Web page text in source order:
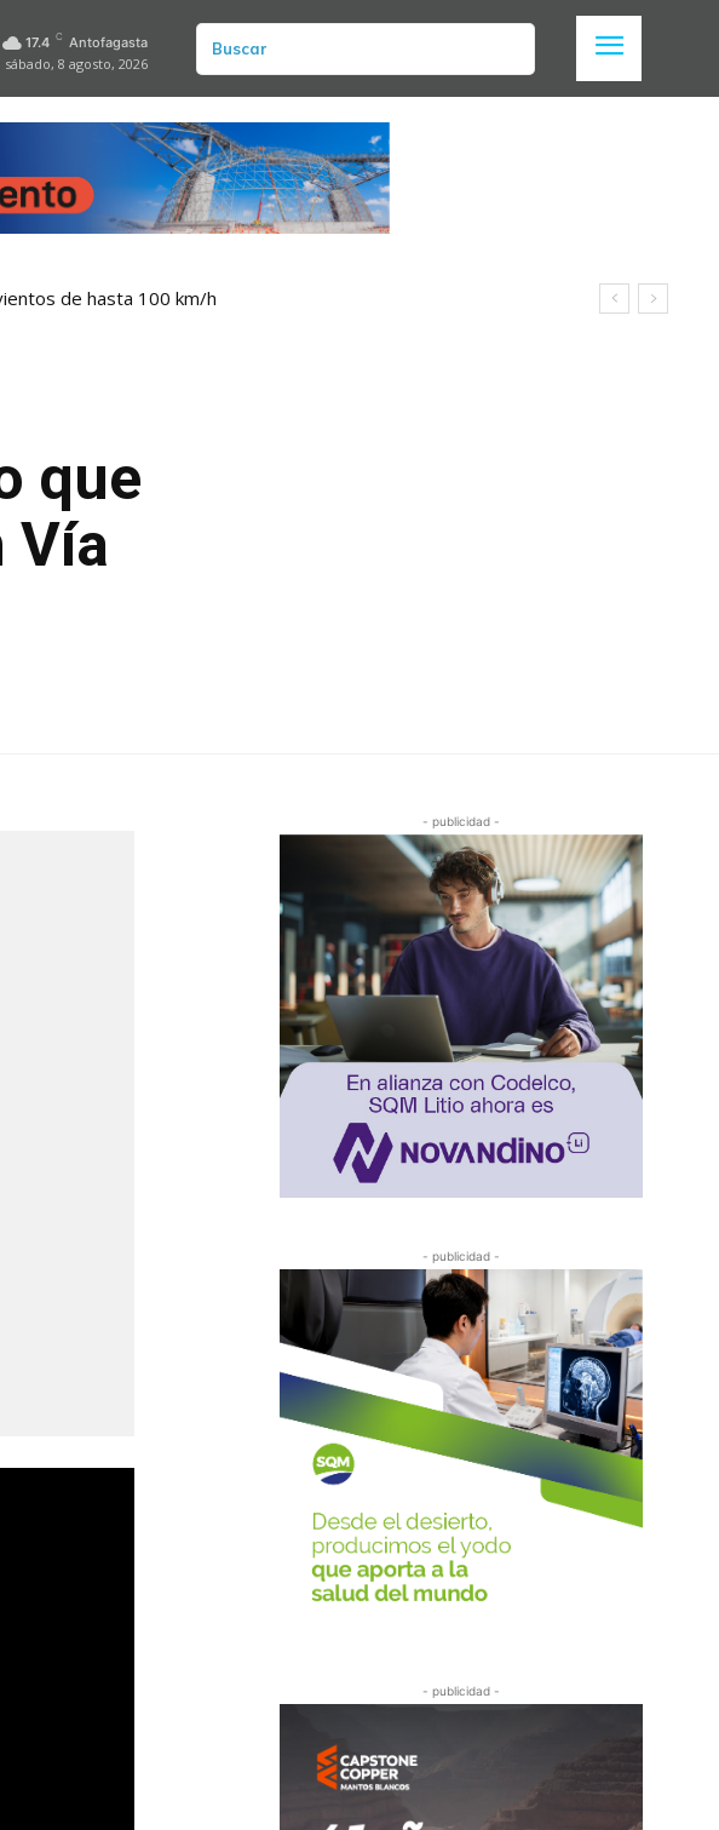
17.4 C Antofagasta
sábado, 8 agosto, 2026
Buscar
de hasta 100 km/h
que
Vía
- publicidad -
- publicidad -
- publicidad -